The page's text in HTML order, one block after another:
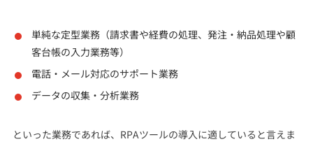
単純な定型業務（請求書や経費の処理、発注・納品処理や顧
客台帳の入力業務等）
電話・メール対応のサポート業務
データの収集・分析業務
といった業務であれば、RPAツールの導入に適していると言えま